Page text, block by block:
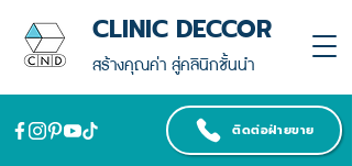
สร้างคุณค่า สู่คลินิกชั้นนำ
CLINIC DECCOR
ติดต่อฝ่ายขาย